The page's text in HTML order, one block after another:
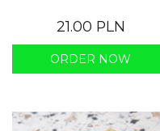
21.00 PLN
ORDER NOW